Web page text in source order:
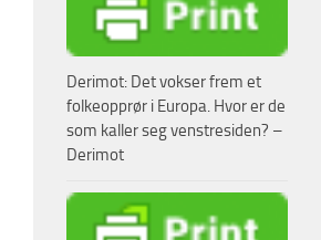
Derimot: Det vokser frem et
folkeopprør i Europa. Hvor er de
som kaller seg venstresiden? –
Derimot